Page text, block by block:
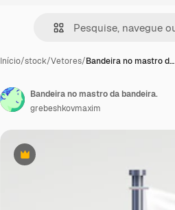
Início/stock/Vetores/Bandeira no mastro d…
Premium
Bandeira no mastro da bandeira.
grebeshkovmaxim